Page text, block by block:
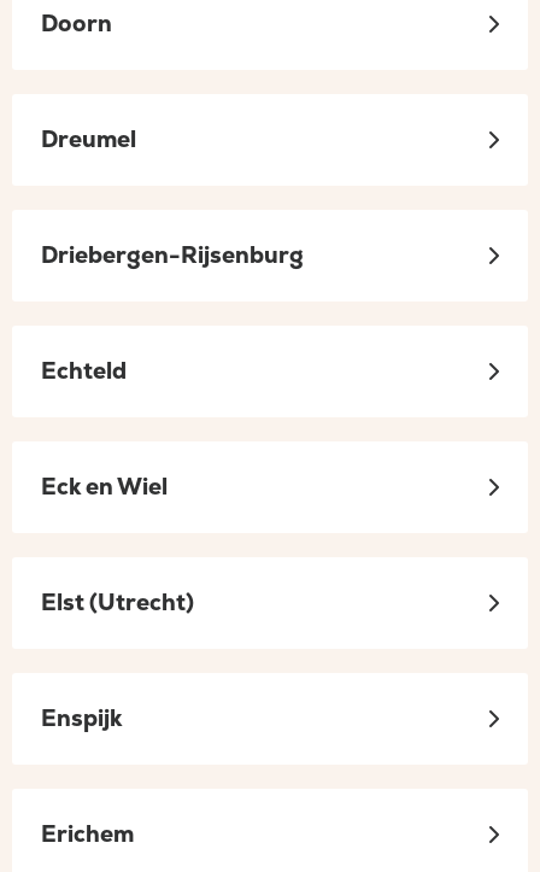
Doorn
Dreumel
Driebergen-Rijsenburg
Echteld
Eck en Wiel
Elst (Utrecht)
Enspijk
Erichem